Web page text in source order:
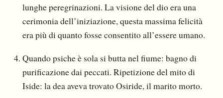
lunghe peregrinazioni. La visione del dio era una
cerimonia dell’iniziazione, questa massima felicità
era più di quanto fosse consentito all’essere umano.
Quando psiche è sola si butta nel fiume: bagno di
purificazione dai peccati. Ripetizione del mito di
Iside: la dea aveva trovato Osiride, il marito morto.